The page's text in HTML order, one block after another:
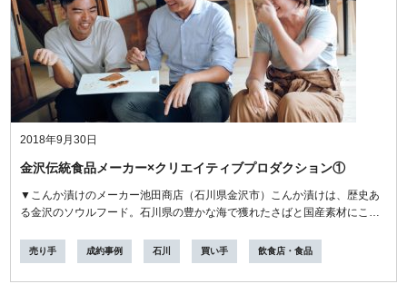
2018年9月30日
金沢伝統食品メーカー×クリエイティブプロダクション①
▼こんか漬けのメーカー池田商店（石川県金沢市）こんか漬けは、歴史あ
る金沢のソウルフード。石川県の豊かな海で獲れたさばと国産素材にこだ
売り手 成約事例 石川 買い手 飲食店・食品